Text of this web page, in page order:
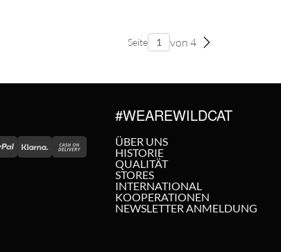
Seite von 4
#WEAREWILDCAT
ÜBER UNS
HISTORIE
QUALITÄT
STORES
INTERNATIONAL
KOOPERATIONEN
NEWSLETTER ANMELDUNG